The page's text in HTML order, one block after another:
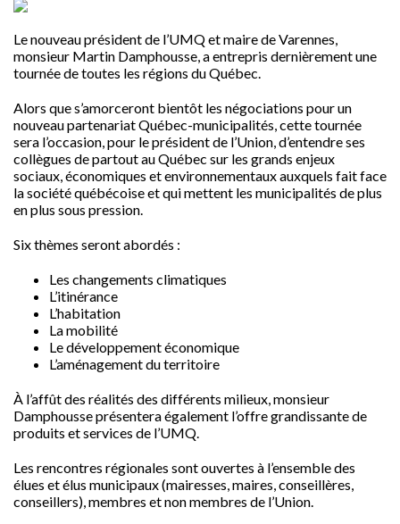
Le nouveau président de l’UMQ et maire de Varennes,
monsieur Martin Damphousse, a entrepris dernièrement une
tournée de toutes les régions du Québec.
Alors que s’amorceront bientôt les négociations pour un
nouveau partenariat Québec-municipalités, cette tournée
sera l’occasion, pour le président de l’Union, d’entendre ses
collègues de partout au Québec sur les grands enjeux
sociaux, économiques et environnementaux auxquels fait face
la société québécoise et qui mettent les municipalités de plus
en plus sous pression.
Six thèmes seront abordés :
Les changements climatiques
L’itinérance
L’habitation
La mobilité
Le développement économique
L’aménagement du territoire
À l’affût des réalités des différents milieux, monsieur
Damphousse présentera également l’offre grandissante de
produits et services de l’UMQ.
Les rencontres régionales sont ouvertes à l’ensemble des
élues et élus municipaux (mairesses, maires, conseillères,
conseillers), membres et non membres de l’Union.